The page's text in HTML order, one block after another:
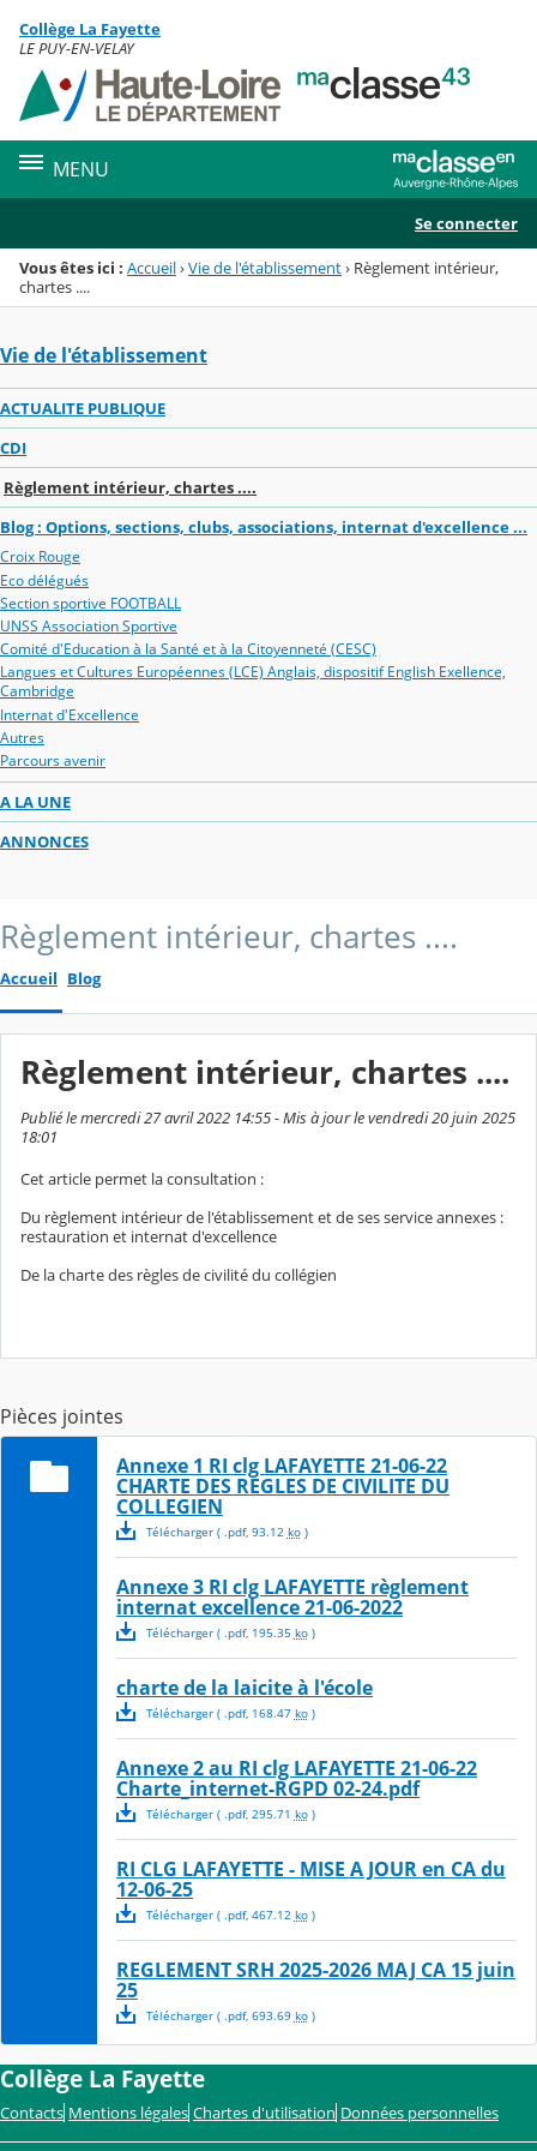
Menu de la rubrique
Contenu
Collège La Fayette
LE PUY-EN-VELAY
MENU
Se connecter
Vous êtes ici : Accueil›Vie de l'établissement› Règlement intérieur,
chartes ....
Vie de l'établissement
ACTUALITE PUBLIQUE
CDI
Règlement intérieur, chartes ....
Blog : Options, sections, clubs, associations, internat d'excellence ...
Croix Rouge
Eco délégués
Section sportive FOOTBALL
UNSS Association Sportive
Comité d'Education à la Santé et à la Citoyenneté (CESC)
Langues et Cultures Européennes (LCE) Anglais, dispositif English Exellence,
Cambridge
Internat d'Excellence
Autres
Parcours avenir
A LA UNE
ANNONCES
Règlement intérieur, chartes ....
Accueil Blog
Règlement intérieur, chartes ....
Publié le mercredi 27 avril 2022 14:55 - Mis à jour le vendredi 20 juin 2025
18:01
Cet article permet la consultation :
Du règlement intérieur de l'établissement et de ses service annexes :
restauration et internat d'excellence
De la charte des règles de civilité du collégien
Pièces jointes
Annexe 1 RI clg LAFAYETTE 21-06-22
CHARTE DES REGLES DE CIVILITE DU
COLLEGIEN
Télécharger( .pdf, 93.12 ko)
Annexe 3 RI clg LAFAYETTE règlement
internat excellence 21-06-2022
Télécharger( .pdf, 195.35 ko)
charte de la laicite à l'école
Télécharger( .pdf, 168.47 ko)
Annexe 2 au RI clg LAFAYETTE 21-06-22
Charte_internet-RGPD 02-24.pdf
Télécharger( .pdf, 295.71 ko)
RI CLG LAFAYETTE - MISE A JOUR en CA du
12-06-25
Télécharger( .pdf, 467.12 ko)
REGLEMENT SRH 2025-2026 MAJ CA 15 juin
25
Télécharger( .pdf, 693.69 ko)
Collège La Fayette
Contacts Mentions légales Chartes d'utilisation Données personnelles